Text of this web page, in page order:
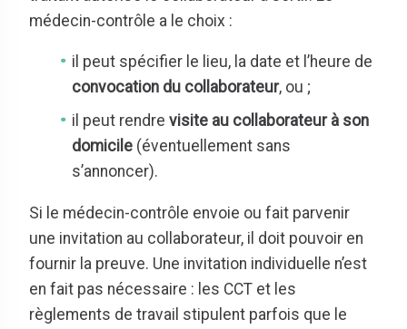
médecin-contrôle a le choix :
il peut spécifier le lieu, la date et l’heure de
convocation du collaborateur, ou ;
il peut rendrevisite au collaborateur à son
domicile (éventuellement sans
s’annoncer).
Si le médecin-contrôle envoie ou fait parvenir
une invitation au collaborateur, il doit pouvoir en
fournir la preuve. Une invitation individuelle n’est
en fait pas nécessaire : les CCT et les
règlements de travail stipulent parfois que le